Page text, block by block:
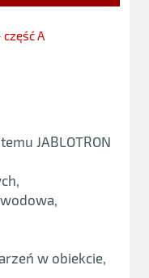
część A
JABLOTRON
w obiekcie,